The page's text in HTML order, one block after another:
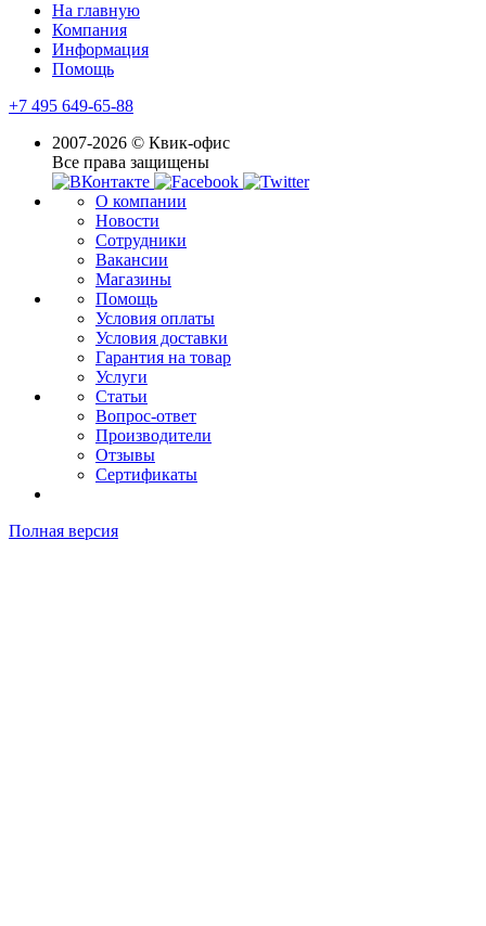
На главную
Компания
Информация
Помощь
+7 495 649-65-88
2007-2026 © Квик-офис
Все права защищены
О компании
Новости
Сотрудники
Вакансии
Магазины
Помощь
Условия оплаты
Условия доставки
Гарантия на товар
Услуги
Статьи
Вопрос-ответ
Производители
Отзывы
Сертификаты
Полная версия